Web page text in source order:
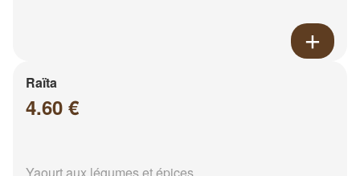
Raïta
4.60 €